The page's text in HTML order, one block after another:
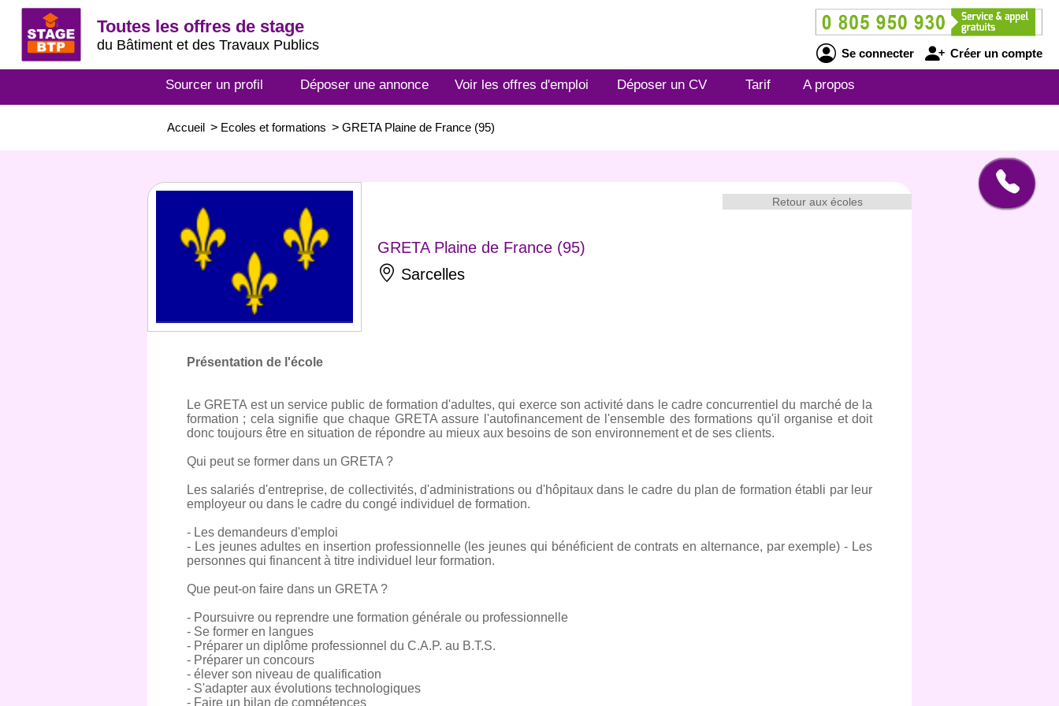
Toutes les offres de stage
du Bâtiment et des Travaux Publics
Se connecter Créer un compte
Sourcer un profil Déposer une annonce Voir les offres d'emploi Déposer un CV Tarif A propos
Accueil > Ecoles et formations > GRETA Plaine de France (95)
Retour aux écoles
GRETA Plaine de France (95)
Sarcelles
Présentation de l'école
Le GRETA est un service public de formation d'adultes, qui exerce son activité dans le cadre concurrentiel du marché de la
formation ; cela signifie que chaque GRETA assure l'autofinancement de l'ensemble des formations qu'il organise et doit
donc toujours être en situation de répondre au mieux aux besoins de son environnement et de ses clients.
Qui peut se former dans un GRETA ?
Les salariés d'entreprise, de collectivités, d'administrations ou d'hôpitaux dans le cadre du plan de formation établi par leur
employeur ou dans le cadre du congé individuel de formation.
- Les demandeurs d'emploi
- Les jeunes adultes en insertion professionnelle (les jeunes qui bénéficient de contrats en alternance, par exemple) - Les
personnes qui financent à titre individuel leur formation.
Que peut-on faire dans un GRETA ?
- Poursuivre ou reprendre une formation générale ou professionnelle
- Se former en langues
- Préparer un diplôme professionnel du C.A.P. au B.T.S.
- Préparer un concours
- élever son niveau de qualification
- S'adapter aux évolutions technologiques
- Faire un bilan de compétences